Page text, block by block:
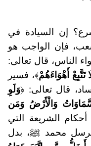
إن السيادة في
فإن الواجب هو
الناس، قال تعالى:
أَهْوَاءَهُمْ﴾، فسير
قال تعالى: ﴿وَلَوِ
وَالْأَرْضُ وَمَن
الشريعة التي
محمد ﷺ، بدل